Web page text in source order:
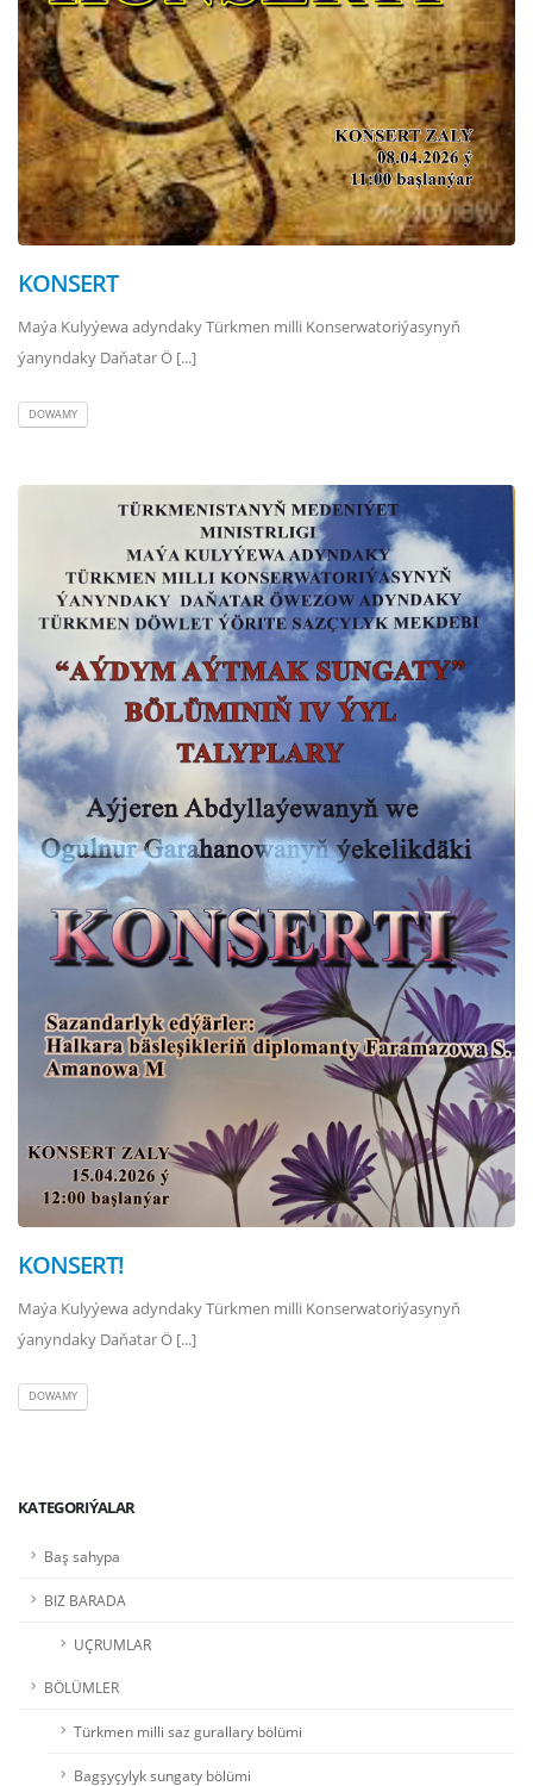
KONSERT
Maýa Kulyýewa adyndaky Türkmen milli Konserwatoriýasynyň
ýanyndaky Daňatar Ö [...]
DOWAMY
KONSERT!
Maýa Kulyýewa adyndaky Türkmen milli Konserwatoriýasynyň
ýanyndaky Daňatar Ö [...]
DOWAMY
KATEGORIÝALAR
Baş sahypa
BIZ BARADA
UÇRUMLAR
BÖLÜMLER
Türkmen milli saz gurallary bölümi
Bagşyçylyk sungaty bölümi